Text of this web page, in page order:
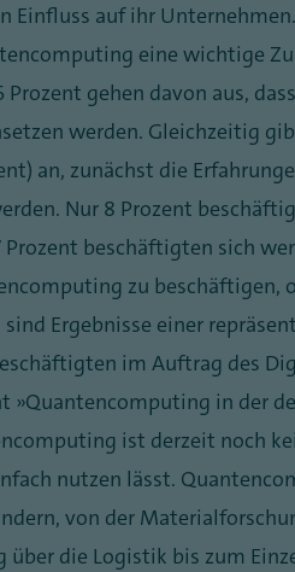
Einfluss auf ihr
eine wichtige
gehen davon aus,
werden. Gleichzeitig
an, zunächst die
Nur 8 Prozent
Prozent beschäftigten sich
zu beschäftigen,
Ergebnisse einer
im Auftrag des
„Quantencomputing in der
ist derzeit noch
nutzen lässt.
von der
über die Logistik bis zum